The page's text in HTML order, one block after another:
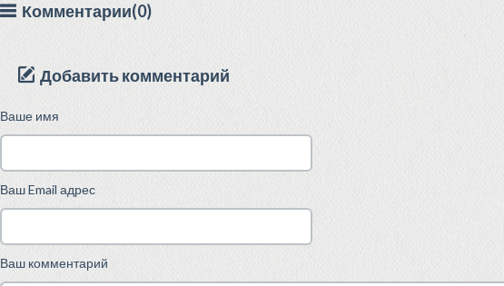
Комментарии(0)
Добавить комментарий
Ваше имя
Ваш Email адрес
Ваш комментарий